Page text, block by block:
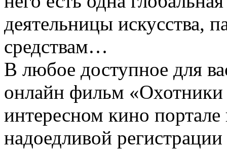
деятельницы искусства,
средствам…
В любое доступное для
онлайн фильм «Охотники
интересном кино
надоедливой